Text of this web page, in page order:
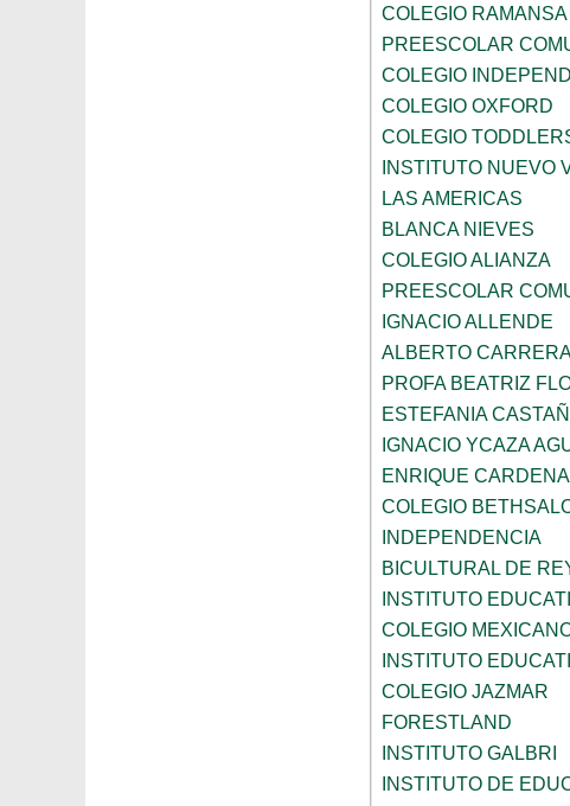
COLEGIO
PREESCOLAR
COLEGIO
COLEGIO OXFORD
COLEGIO
INSTITUTO NUEVO
LAS AMERICAS
BLANCA NIEVES
COLEGIO ALIANZA
PREESCOLAR
IGNACIO ALLENDE
ALBERTO
PROFA BEATRIZ
ESTEFANIA
IGNACIO YCAZA
ENRIQUE
COLEGIO
INDEPENDENCIA
BICULTURAL DE
INSTITUTO
COLEGIO
INSTITUTO
COLEGIO JAZMAR
FORESTLAND
INSTITUTO GALBRI
INSTITUTO DE